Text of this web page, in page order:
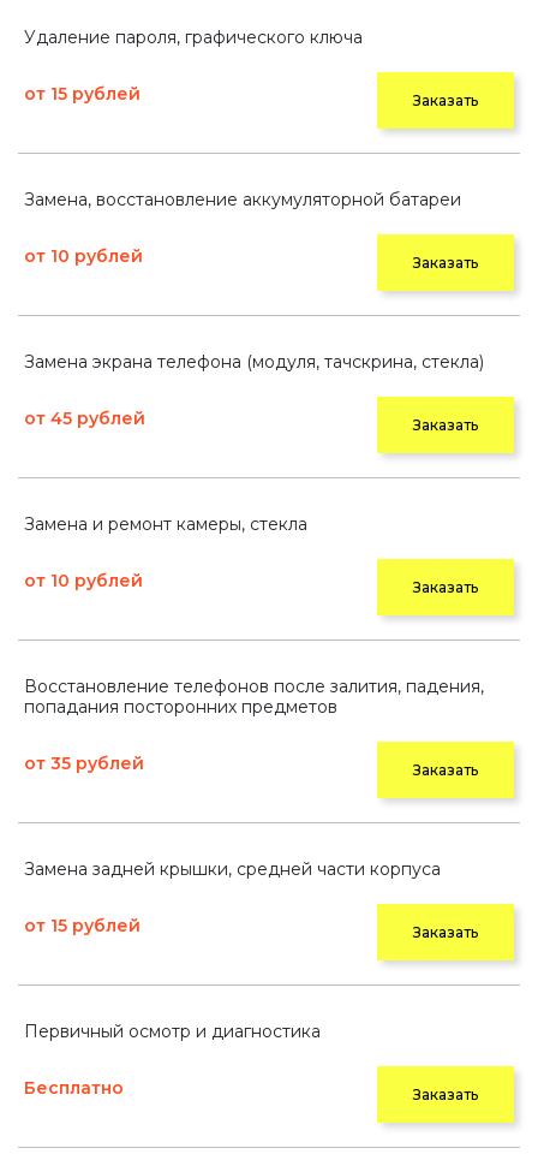
Удаление пароля, графического ключа
от 15 рублей Заказать
Замена, восстановление аккумуляторной батареи
от 10 рублей Заказать
Замена экрана телефона (модуля, тачскрина, стекла)
от 45 рублей Заказать
Замена и ремонт камеры, стекла
от 10 рублей Заказать
Восстановление телефонов после залития, падения,
попадания посторонних предметов
от 35 рублей Заказать
Замена задней крышки, средней части корпуса
от 15 рублей Заказать
Первичный осмотр и диагностика
Бесплатно Заказать